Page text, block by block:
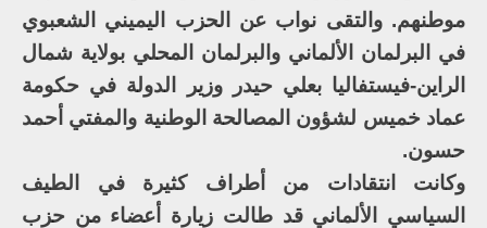
موطنهم. والتقى نواب عن الحزب اليميني الشعبوي
في البرلمان الألماني والبرلمان المحلي بولاية شمال
الراين-فيستفاليا بعلي حيدر وزير الدولة في حكومة
عماد خميس لشؤون المصالحة الوطنية والمفتي أحمد
حسون.
وكانت انتقادات من أطراف كثيرة في الطيف
السياسي الألماني قد طالت زيارة أعضاء من حزب